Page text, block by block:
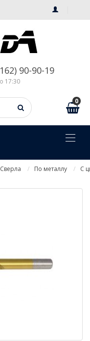
90-90-19
17:30
0
Сверла По металлу С